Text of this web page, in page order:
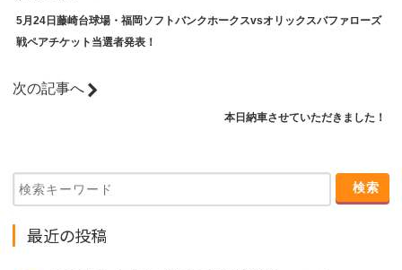
5月24日藤崎台球場・福岡ソフトバンクホークスvsオリックスバファローズ
戦ペアチケット当選者発表！
次の記事へ
本日納車させていただきました！
最近の投稿